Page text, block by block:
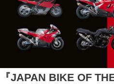
『JAPAN BIKE OF